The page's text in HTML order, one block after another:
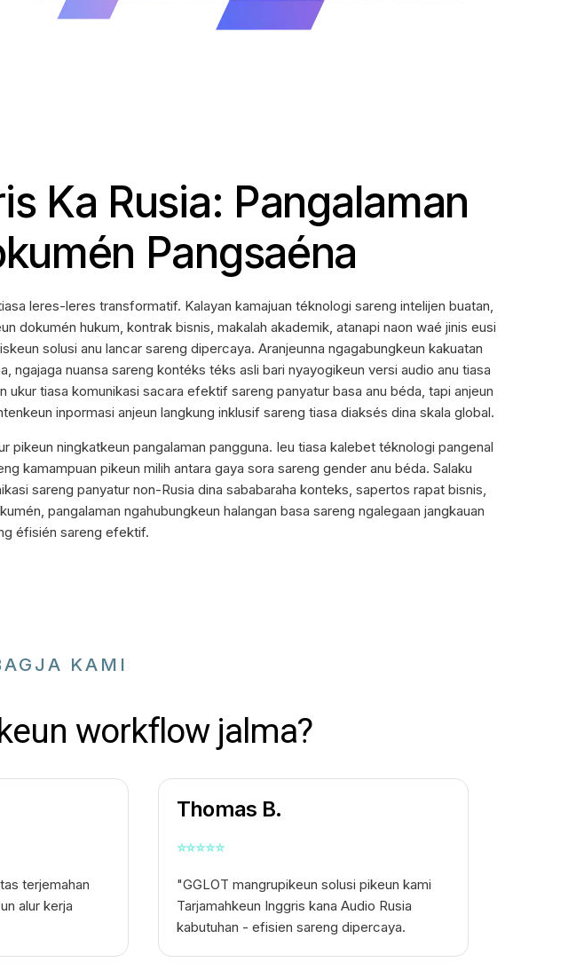
Ka Rusia: Pangalaman
Pangsaéna
leres-leres transformatif. Kalayan kamajuan téknologi sareng intelijen buatan,
dokumén hukum, kontrak bisnis, makalah akademik, atanapi naon waé jinis eusi
solusi anu lancar sareng dipercaya. Aranjeunna ngagabungkeun kakuatan
ngajaga nuansa sareng kontéks téks asli bari nyayogikeun versi audio anu tiasa
tiasa komunikasi sacara efektif sareng panyatur basa anu béda, tapi anjeun
inpormasi anjeun langkung inklusif sareng tiasa diaksés dina skala global.
pikeun ningkatkeun pangalaman pangguna. Ieu tiasa kalebet téknologi pangenal
kamampuan pikeun milih antara gaya sora sareng gender anu béda. Salaku
sareng panyatur non-Rusia dina sababaraha konteks, sapertos rapat bisnis,
pangalaman ngahubungkeun halangan basa sareng ngalegaan jangkauan
éfisién sareng efektif.
KAMI
workflow jalma?
terjemahan
alur kerja
Thomas B.
⭐⭐⭐⭐⭐
"GGLOT mangrupikeun solusi pikeun kami
Tarjamahkeun Inggris kana Audio Rusia
kabutuhan - efisien sareng dipercaya.